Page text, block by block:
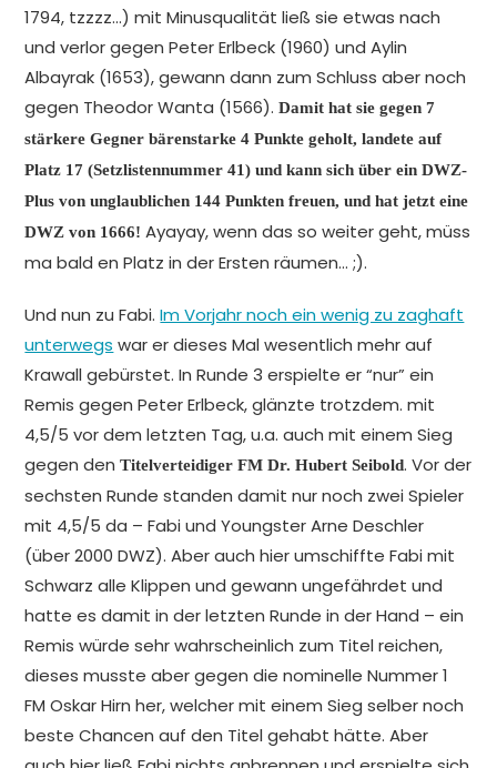
1794, tzzzz…) mit Minusqualität ließ sie etwas nach
und verlor gegen Peter Erlbeck (1960) und Aylin
Albayrak (1653), gewann dann zum Schluss aber noch
gegen Theodor Wanta (1566).Damit hat sie gegen 7
stärkere Gegner bärenstarke 4 Punkte geholt, landete auf
Platz 17 (Setzlistennummer 41) und kann sich über ein DWZ-
Plus von unglaublichen 144 Punkten freuen, und hat jetzt eine
DWZ von 1666! Ayayay, wenn das so weiter geht, müss
ma bald en Platz in der Ersten räumen… ;).
Und nun zu Fabi.Im Vorjahr noch ein wenig zu zaghaft
unterwegs war er dieses Mal wesentlich mehr auf
Krawall gebürstet. In Runde 3 erspielte er “nur” ein
Remis gegen Peter Erlbeck, glänzte trotzdem. mit
4,5/5 vor dem letzten Tag, u.a. auch mit einem Sieg
gegen denTitelverteidiger FM Dr. Hubert Seibold. Vor der
sechsten Runde standen damit nur noch zwei Spieler
mit 4,5/5 da – Fabi und Youngster Arne Deschler
(über 2000 DWZ). Aber auch hier umschiffte Fabi mit
Schwarz alle Klippen und gewann ungefährdet und
hatte es damit in der letzten Runde in der Hand – ein
Remis würde sehr wahrscheinlich zum Titel reichen,
dieses musste aber gegen die nominelle Nummer 1
FM Oskar Hirn her, welcher mit einem Sieg selber noch
beste Chancen auf den Titel gehabt hätte. Aber